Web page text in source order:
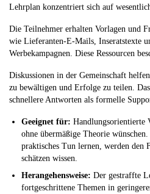
Lehrplan konzentriert sich auf
Die Teilnehmer erhalten Vorlagen und
wie Lieferanten-E-Mails, Inseratstexte
Werbekampagnen. Diese Ressourcen
Diskussionen in der Gemeinschaft
zu bewältigen und Erfolge zu teilen.
schnellere Antworten als formelle
Geeignet für: Handlungsorientierte
ohne übermäßige Theorie
praktisches Tun lernen, werden den
schätzen wissen.
Herangehensweise: Der gestraffte
fortgeschrittene Themen in